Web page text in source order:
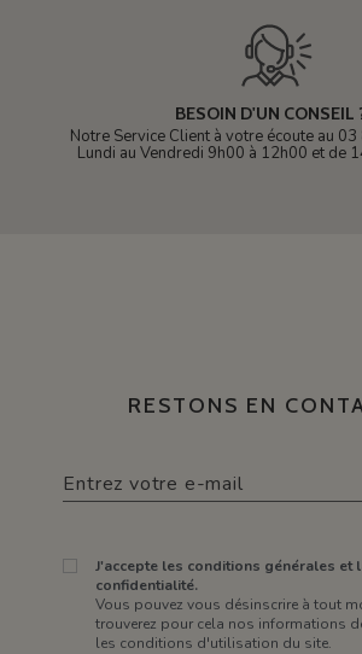
BESOIN D'UN CONSEIL
Notre Service Client à votre écoute au
Lundi au Vendredi 9h00 à 12h00 et de
RESTONS EN
J'accepte les conditions générales et
confidentialité.
Vous pouvez vous désinscrire à tout
trouverez pour cela nos informations
les conditions d'utilisation du site.